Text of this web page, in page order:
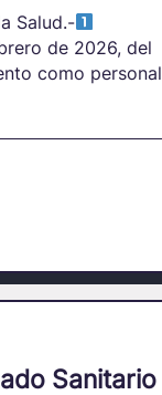
Salud.-
de 2026, del
como personal
Sanitario